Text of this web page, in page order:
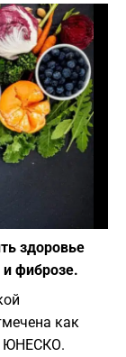
здоровье
фиброзе.
как
ЮНЕСКО.